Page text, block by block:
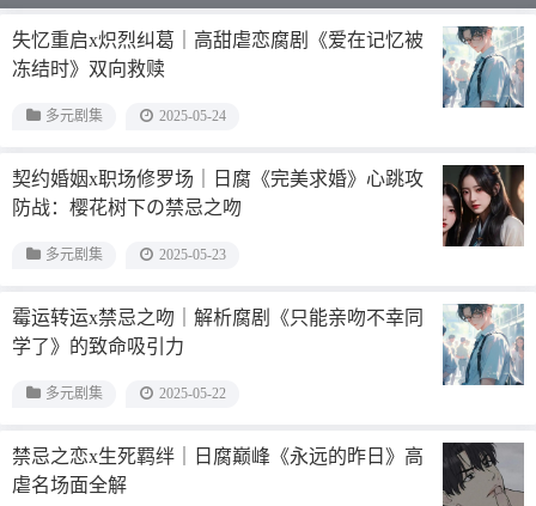
失忆重启x炽烈纠葛｜高甜虐恋腐剧《爱在记忆被
冻结时》双向救赎
多元剧集 2025-05-24
契约婚姻x职场修罗场｜日腐《完美求婚》心跳攻
防战：樱花树下の禁忌之吻
多元剧集 2025-05-23
霉运转运x禁忌之吻｜解析腐剧《只能亲吻不幸同
学了》的致命吸引力
多元剧集 2025-05-22
禁忌之恋x生死羁绊｜日腐巅峰《永远的昨日》高
虐名场面全解